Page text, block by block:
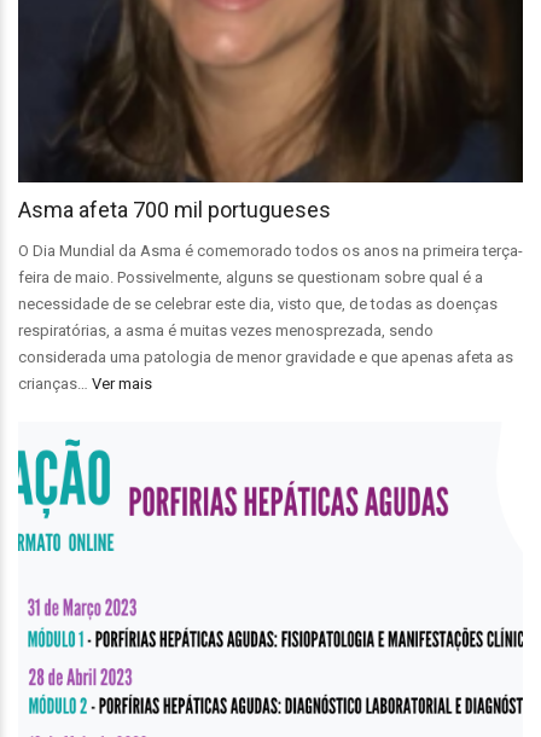
Asma afeta 700 mil portugueses
O Dia Mundial da Asma é comemorado todos os anos na primeira terça-
feira de maio. Possivelmente, alguns se questionam sobre qual é a
necessidade de se celebrar este dia, visto que, de todas as doenças
respiratórias, a asma é muitas vezes menosprezada, sendo
considerada uma patologia de menor gravidade e que apenas afeta as
crianças… Ver mais